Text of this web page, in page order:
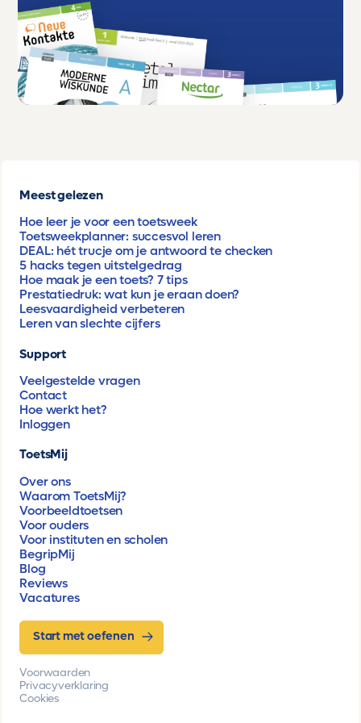
Meest gelezen
Hoe leer je voor een toetsweek
Toetsweekplanner: succesvol leren
DEAL: hét trucje om je antwoord te checken
5 hacks tegen uitstelgedrag
Hoe maak je een toets? 7 tips
Prestatiedruk: wat kun je eraan doen?
Leesvaardigheid verbeteren
Leren van slechte cijfers
Support
Veelgestelde vragen
Contact
Hoe werkt het?
Inloggen
ToetsMij
Over ons
Waarom ToetsMij?
Voorbeeldtoetsen
Voor ouders
Voor instituten en scholen
BegripMij
Blog
Reviews
Vacatures
Start met oefenen
Voorwaarden
Privacyverklaring
Cookies